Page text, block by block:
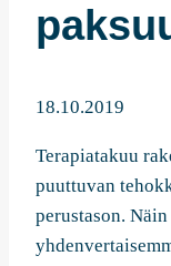
18.10.2019
Terapiatakuu
puuttuvan
perustason.